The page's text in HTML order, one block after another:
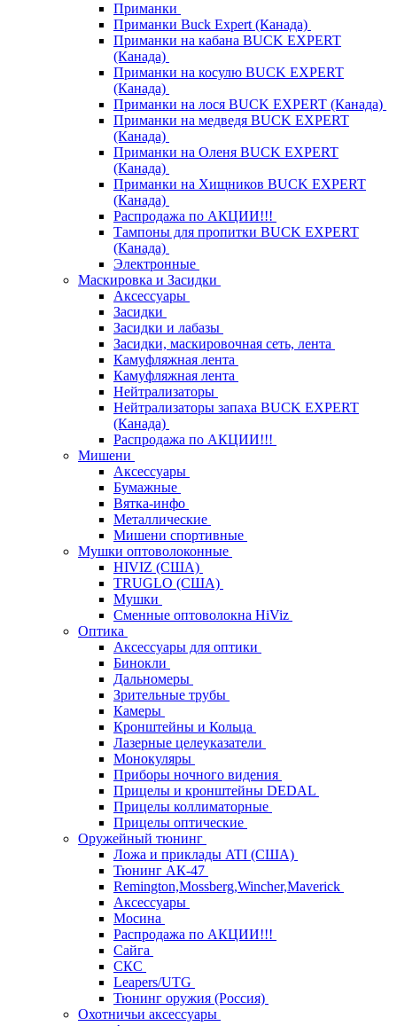
Приманки
Приманки Buck Expert (Канада)
Приманки на кабана BUCK EXPERT
(Канада)
Приманки на косулю BUCK EXPERT
(Канада)
Приманки на лося BUCK EXPERT (Канада)
Приманки на медведя BUCK EXPERT
(Канада)
Приманки на Оленя BUCK EXPERT
(Канада)
Приманки на Хищников BUCK EXPERT
(Канада)
Распродажа по АКЦИИ!!!
Тампоны для пропитки BUCK EXPERT
(Канада)
Электронные
Маскировка и Засидки
Аксессуары
Засидки
Засидки и лабазы
Засидки, маскировочная сеть, лента
Камуфляжная лента
Камуфляжная лента
Нейтрализаторы
Нейтрализаторы запаха BUCK EXPERT
(Канада)
Распродажа по АКЦИИ!!!
Мишени
Аксессуары
Бумажные
Вятка-инфо
Металлические
Мишени спортивные
Мушки оптоволоконные
HIVIZ (США)
TRUGLO (США)
Мушки
Сменные оптоволокна HiViz
Оптика
Аксессуары для оптики
Бинокли
Дальномеры
Зрительные трубы
Камеры
Кронштейны и Кольца
Лазерные целеуказатели
Монокуляры
Приборы ночного видения
Прицелы и кронштейны DEDAL
Прицелы коллиматорные
Прицелы оптические
Оружейный тюнинг
Ложа и приклады ATI (США)
Тюнинг АК-47
Remington,Mossberg,Wincher,Maverick
Аксессуары
Мосина
Распродажа по АКЦИИ!!!
Сайга
СКС
Leapers/UTG
Тюнинг оружия (Россия)
Охотничьи аксессуары